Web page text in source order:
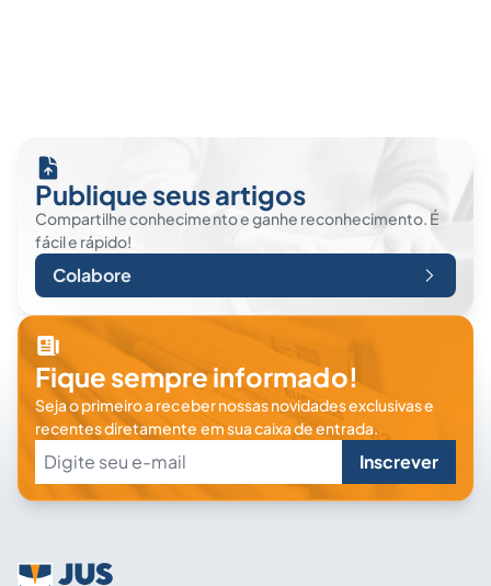
Publique seus artigos
Compartilhe conhecimento e ganhe reconhecimento. É
fácil e rápido!
Colabore
Fique sempre informado!
Seja o primeiro a receber nossas novidades exclusivas e
recentes diretamente em sua caixa de entrada.
Inscrever